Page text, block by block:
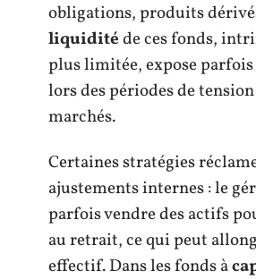
obligations, produits
liquiditéde ces fonds,
plus limitée, expose parfois
lors des périodes de
marchés.
Certaines stratégies
ajustements internes : le
parfois vendre des actifs
au retrait, ce qui peut
effectif. Dans les fonds à